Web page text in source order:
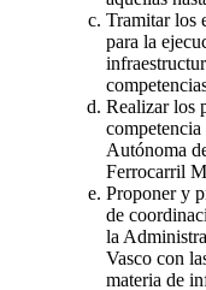
Tramitar los
para la
Realizar los
Autónoma
Ferrocarril
Proponer y
de
la
Vasco con
materia de